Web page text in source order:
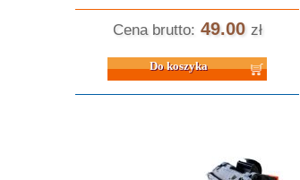
Cena brutto: 49.00 zł
Do koszyka